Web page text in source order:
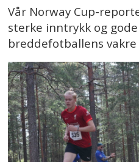
Vår Norway Cup-
sterke inntrykk og
breddefotballens vakre